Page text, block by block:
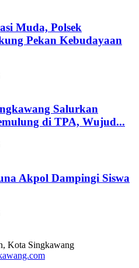
Muda, Polsek
Pekan Kebudayaan
Salurkan
di TPA, Wujud...
Akpol Dampingi Siswa
Kota Singkawang